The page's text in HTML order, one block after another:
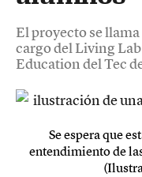
El proyecto se
cargo del Living
Education del Tec
Se espera que
entendimiento de